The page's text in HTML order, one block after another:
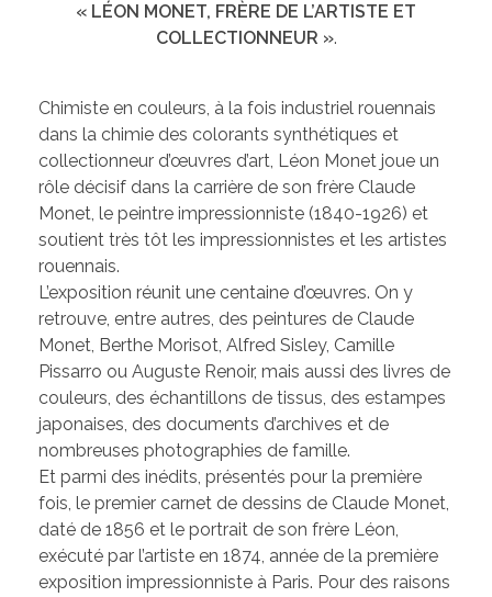
« LÉON MONET, FRÈRE DE L’ARTISTE ET
COLLECTIONNEUR ».
Chimiste en couleurs, à la fois industriel rouennais
dans la chimie des colorants synthétiques et
collectionneur d’œuvres d’art, Léon Monet joue un
rôle décisif dans la carrière de son frère Claude
Monet, le peintre impressionniste (1840-1926) et
soutient très tôt les impressionnistes et les artistes
rouennais.
L’exposition réunit une centaine d’œuvres. On y
retrouve, entre autres, des peintures de Claude
Monet, Berthe Morisot, Alfred Sisley, Camille
Pissarro ou Auguste Renoir, mais aussi des livres de
couleurs, des échantillons de tissus, des estampes
japonaises, des documents d’archives et de
nombreuses photographies de famille.
Et parmi des inédits, présentés pour la première
fois, le premier carnet de dessins de Claude Monet,
daté de 1856 et le portrait de son frère Léon,
exécuté par l’artiste en 1874, année de la première
exposition impressionniste à Paris. Pour des raisons